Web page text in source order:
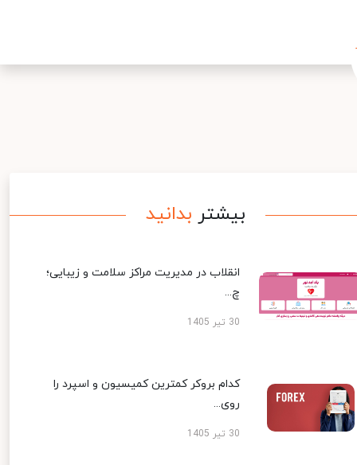
بیشتر بدانید
انقلاب در مدیریت مراکز سلامت و زیبایی؛
چ...
30 تیر 1405
کدام بروکر کمترین کمیسیون و اسپرد را
روی...
30 تیر 1405